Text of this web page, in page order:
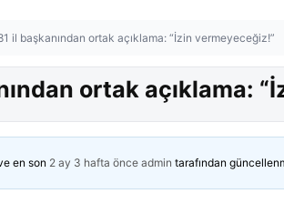
il başkanından ortak açıklama: “İzin vermeyeceğiz!”
ortak açıklama:
en son 2 ay 3 hafta önce admin tarafından